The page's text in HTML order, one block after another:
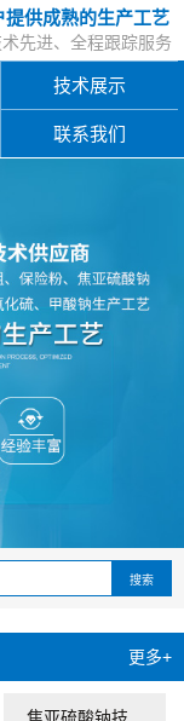
提供成熟的生产工艺
先进、全程跟踪服务
技术展示
联系我们
更多+